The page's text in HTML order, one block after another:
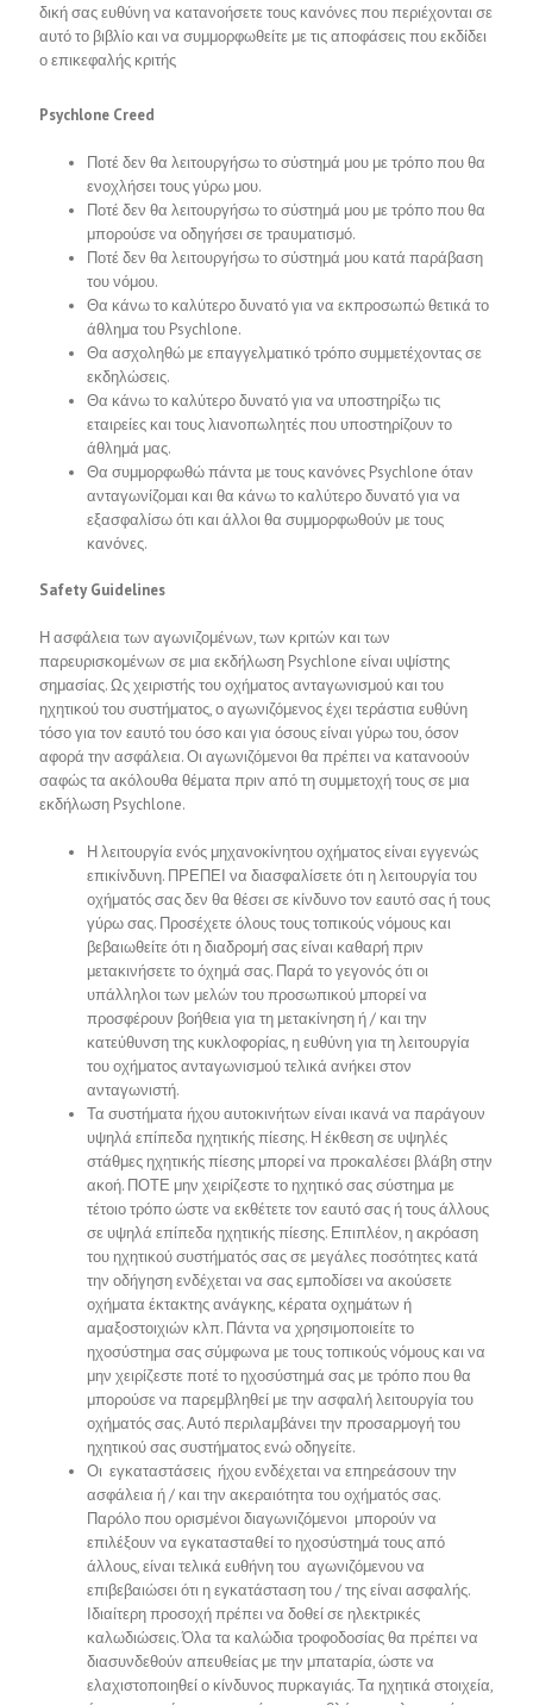
δική σας ευθύνη να κατανοήσετε τους κανόνες που περιέχονται σε
αυτό το βιβλίο και να συμμορφωθείτε με τις αποφάσεις που εκδίδει
ο επικεφαλής κριτής
Psychlone Creed
Ποτέ δεν θα λειτουργήσω το σύστημά μου με τρόπο που θα
ενοχλήσει τους γύρω μου.
Ποτέ δεν θα λειτουργήσω το σύστημά μου με τρόπο που θα
μπορούσε να οδηγήσει σε τραυματισμό.
Ποτέ δεν θα λειτουργήσω το σύστημά μου κατά παράβαση
του νόμου.
Θα κάνω το καλύτερο δυνατό για να εκπροσωπώ θετικά το
άθλημα του Psychlone.
Θα ασχοληθώ με επαγγελματικό τρόπο συμμετέχοντας σε
εκδηλώσεις.
Θα κάνω το καλύτερο δυνατό για να υποστηρίξω τις
εταιρείες και τους λιανοπωλητές που υποστηρίζουν το
άθλημά μας.
Θα συμμορφωθώ πάντα με τους κανόνες Psychlone όταν
ανταγωνίζομαι και θα κάνω το καλύτερο δυνατό για να
εξασφαλίσω ότι και άλλοι θα συμμορφωθούν με τους
κανόνες.
Safety Guidelines
Η ασφάλεια των αγωνιζομένων, των κριτών και των
παρευρισκομένων σε μια εκδήλωση Psychlone είναι υψίστης
σημασίας. Ως χειριστής του οχήματος ανταγωνισμού και του
ηχητικού του συστήματος, ο αγωνιζόμενος έχει τεράστια ευθύνη
τόσο για τον εαυτό του όσο και για όσους είναι γύρω του, όσον
αφορά την ασφάλεια. Οι αγωνιζόμενοι θα πρέπει να κατανοούν
σαφώς τα ακόλουθα θέματα πριν από τη συμμετοχή τους σε μια
εκδήλωση Psychlone.
Η λειτουργία ενός μηχανοκίνητου οχήματος είναι εγγενώς
επικίνδυνη. ΠΡΕΠΕΙ να διασφαλίσετε ότι η λειτουργία του
οχήματός σας δεν θα θέσει σε κίνδυνο τον εαυτό σας ή τους
γύρω σας. Προσέχετε όλους τους τοπικούς νόμους και
βεβαιωθείτε ότι η διαδρομή σας είναι καθαρή πριν
μετακινήσετε το όχημά σας. Παρά το γεγονός ότι οι
υπάλληλοι των μελών του προσωπικού μπορεί να
προσφέρουν βοήθεια για τη μετακίνηση ή / και την
κατεύθυνση της κυκλοφορίας, η ευθύνη για τη λειτουργία
του οχήματος ανταγωνισμού τελικά ανήκει στον
ανταγωνιστή.
Τα συστήματα ήχου αυτοκινήτων είναι ικανά να παράγουν
υψηλά επίπεδα ηχητικής πίεσης. Η έκθεση σε υψηλές
στάθμες ηχητικής πίεσης μπορεί να προκαλέσει βλάβη στην
ακοή. ΠΟΤΕ μην χειρίζεστε το ηχητικό σας σύστημα με
τέτοιο τρόπο ώστε να εκθέτετε τον εαυτό σας ή τους άλλους
σε υψηλά επίπεδα ηχητικής πίεσης. Επιπλέον, η ακρόαση
του ηχητικού συστήματός σας σε μεγάλες ποσότητες κατά
την οδήγηση ενδέχεται να σας εμποδίσει να ακούσετε
οχήματα έκτακτης ανάγκης, κέρατα οχημάτων ή
αμαξοστοιχιών κλπ. Πάντα να χρησιμοποιείτε το
ηχοσύστημα σας σύμφωνα με τους τοπικούς νόμους και να
μην χειρίζεστε ποτέ το ηχοσύστημά σας με τρόπο που θα
μπορούσε να παρεμβληθεί με την ασφαλή λειτουργία του
οχήματός σας. Αυτό περιλαμβάνει την προσαρμογή του
ηχητικού σας συστήματος ενώ οδηγείτε.
Οι εγκαταστάσεις ήχου ενδέχεται να επηρεάσουν την
ασφάλεια ή / και την ακεραιότητα του οχήματός σας.
Παρόλο που ορισμένοι διαγωνιζόμενοι μπορούν να
επιλέξουν να εγκατασταθεί το ηχοσύστημά τους από
άλλους, είναι τελικά ευθήνη του αγωνιζόμενου να
επιβεβαιώσει ότι η εγκατάσταση του / της είναι ασφαλής.
Ιδιαίτερη προσοχή πρέπει να δοθεί σε ηλεκτρικές
καλωδιώσεις. Όλα τα καλώδια τροφοδοσίας θα πρέπει να
διασυνδεθούν απευθείας με την μπαταρία, ώστε να
ελαχιστοποιηθεί ο κίνδυνος πυρκαγιάς. Τα ηχητικά στοιχεία,